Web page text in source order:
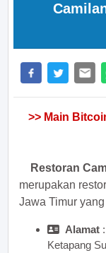
>> Main
Restoran
merupakan
Jawa Timur
Alamat
Ketapang